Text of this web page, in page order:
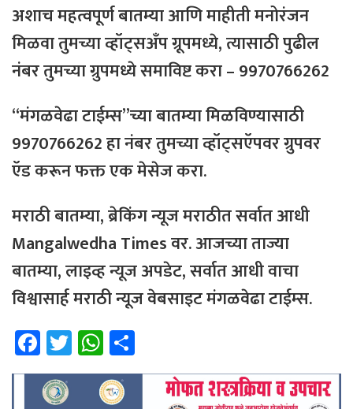
अशाच महत्वपूर्ण बातम्या आणि माहीती मनोरंजन
मिळवा तुमच्या व्हॉट्सअँप ग्रूपमध्ये, त्यासाठीपुढील
नंबरतुमच्याग्रुपमध्येसमाविष्टकरा – 9970766262
“मंगळवेढा टाईम्स”च्या बातम्या मिळविण्यासाठी
9970766262 हा नंबर तुमच्या व्हॉट्सऍपवर ग्रुपवर
ऍड करून फक्त एक मेसेज करा.
मराठी बातम्या, ब्रेकिंग न्यूज मराठीत सर्वात आधी
Mangalwedha Times वर. आजच्या ताज्या
बातम्या, लाइव्ह न्यूज अपडेट, सर्वात आधी वाचा
विश्वासार्ह मराठी न्यूज वेबसाइट मंगळवेढा टाईम्स.
Fa
ce
b
T
wi
W
h
at
ar